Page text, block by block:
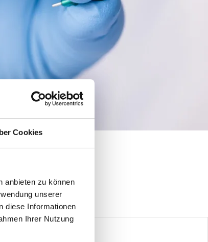
Cookies
anbieten zu können
unserer
diese Informationen
Ihrer Nutzung